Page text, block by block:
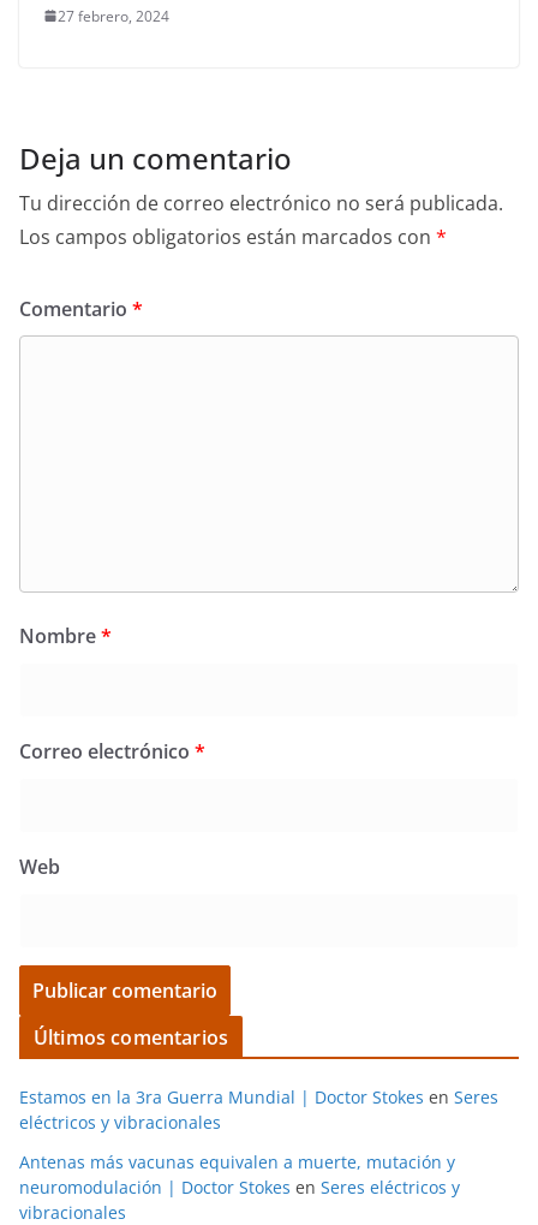
27 febrero, 2024
Deja un comentario
Tu dirección de correo electrónico no será publicada.
Los campos obligatorios están marcados con *
Comentario *
Nombre*
Correo electrónico *
Web
Últimos comentarios
Estamos en la 3ra Guerra Mundial | Doctor Stokes en Seres
eléctricos y vibracionales
Antenas más vacunas equivalen a muerte, mutación y
neuromodulación | Doctor Stokes en Seres eléctricos y
vibracionales